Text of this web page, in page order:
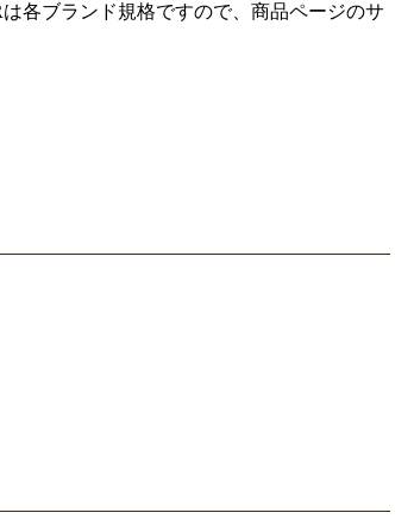
各ブランド規格ですので、商品ページのサ